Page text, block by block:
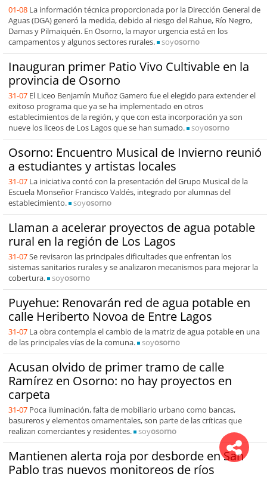
01-08 La información técnica proporcionada por la Dirección General de
Aguas (DGA) generó la medida, debido al riesgo del Rahue, Río Negro,
Damas y Pilmaiquén. En Osorno, la mayor urgencia está en los
campamentos y algunos sectores rurales.
soyosorno
Inauguran primer Patio Vivo Cultivable en la
provincia de Osorno
31-07 El Liceo Benjamín Muñoz Gamero fue el elegido para extender el
exitoso programa que ya se ha implementado en otros
establecimientos de la región, y que con esta incorporación ya son
nueve los liceos de Los Lagos que se han sumado.
soyosorno
Osorno: Encuentro Musical de Invierno reunió
a estudiantes y artistas locales
31-07 La iniciativa contó con la presentación del Grupo Musical de la
Escuela Monseñor Francisco Valdés, integrado por alumnas del
establecimiento.
soyosorno
Llaman a acelerar proyectos de agua potable
rural en la región de Los Lagos
31-07Se revisaron las principales dificultades que enfrentan los
sistemas sanitarios rurales y se analizaron mecanismos para mejorar la
cobertura.
soyosorno
Puyehue: Renovarán red de agua potable en
calle Heriberto Novoa de Entre Lagos
31-07 La obra contempla el cambio de la matriz de agua potable en una
de las principales vías de la comuna.
soyosorno
Acusan olvido de primer tramo de calle
Ramírez en Osorno: no hay proyectos en
carpeta
31-07 Poca iluminación, falta de mobiliario urbano como bancas,
basureros y elementos ornamentales, son parte de las críticas que
realizan comerciantes y residentes.
soyosorno
Mantienen alerta roja por desborde en San
Pablo tras nuevos monitoreos de ríos